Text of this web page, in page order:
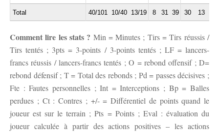
Total 40/101 10/40 13/19 8 31 39 30 13
Comment lire les stats ? Min = Minutes ; Tirs = Tirs réussis /
Tirs tentés ; 3pts = 3-points / 3-points tentés ; LF = lancers-
francs réussis / lancers-francs tentés ; O = rebond offensif ; D=
rebond défensif ; T = Total des rebonds ; Pd = passes décisives ;
Fte : Fautes personnelles ; Int = Interceptions ; Bp = Balles
perdues ; Ct : Contres ; +/- = Différentiel de points quand le
joueur est sur le terrain ; Pts = Points ; Eval : évaluation du
joueur calculée à partir des actions positives – les actions